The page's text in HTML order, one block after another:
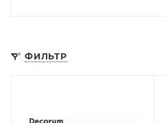
ФИЛЬТР